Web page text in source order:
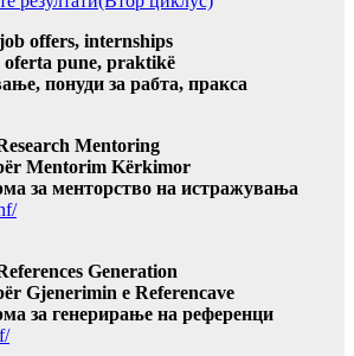
offers, internships
oferta pune, praktikë
понуди за рабта, пракса
Mentoring
Mentorim Kërkimor
за менторство на истражувања
Generation
Gjenerimin e Referencave
за генерирање на референци